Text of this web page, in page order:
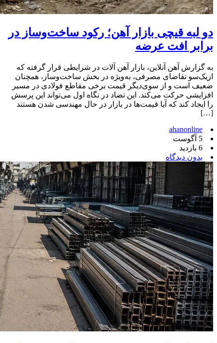
دو لبه قیچی بازار آهن؛ رکود ساخت‌وساز در
برابر افت عرضه
به گزارش آهن آنلاین، بازار آهن آلات در شرایطی قرار گرفته که
ازیک‌سو تقاضای مصرفی، به‌ویژه در بخش ساخت‌وساز، همچنان
ضعیف است و از سوی‌دیگر قیمت برخی مقاطع فولادی در مسیر
افزایشی حرکت می‌کند. این تضاد در نگاه اول می‌تواند این پرسش
را ایجاد کند که آیا قیمت‌ها در بازار در حال مهندسی شدن هستند
[…]
ahanonline
5 آگوست
6 بازدید
بدون دیدگاه